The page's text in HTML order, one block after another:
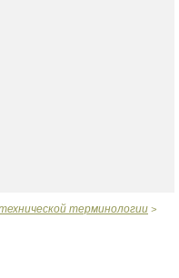
терминологии >